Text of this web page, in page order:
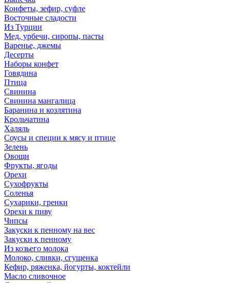
Конфеты, зефир, суфле
Восточные сладости
Из Турции
Мед, урбечи, сиропы, пасты
Варенье, джемы
Десерты
Наборы конфет
Говядина
Птица
Свинина
Свинина мангалица
Баранина и козлятина
Крольчатина
Халяль
Соусы и специи к мясу и птице
Зелень
Овощи
Фрукты, ягоды
Орехи
Сухофрукты
Соленья
Сухарики, гренки
Орехи к пиву
Чипсы
Закуски к пенному на вес
Закуски к пенному
Из козьего молока
Молоко, сливки, сгущенка
Кефир, ряженка, йогурты, коктейли
Масло сливочное